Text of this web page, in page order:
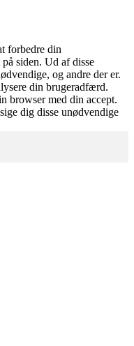
forbedre din
siden. Ud af disse
og andre der er.
din brugeradfærd.
browser med din accept.
dig disse unødvendige